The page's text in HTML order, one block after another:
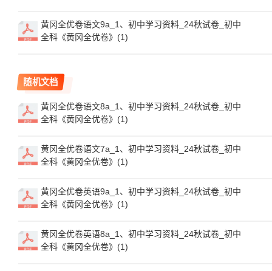
黄冈全优卷语文9a_1、初中学习资料_24秋试卷_初中
全科《黄冈全优卷》(1)
随机文档
黄冈全优卷语文8a_1、初中学习资料_24秋试卷_初中
全科《黄冈全优卷》(1)
黄冈全优卷语文7a_1、初中学习资料_24秋试卷_初中
全科《黄冈全优卷》(1)
黄冈全优卷英语9a_1、初中学习资料_24秋试卷_初中
全科《黄冈全优卷》(1)
黄冈全优卷英语8a_1、初中学习资料_24秋试卷_初中
全科《黄冈全优卷》(1)